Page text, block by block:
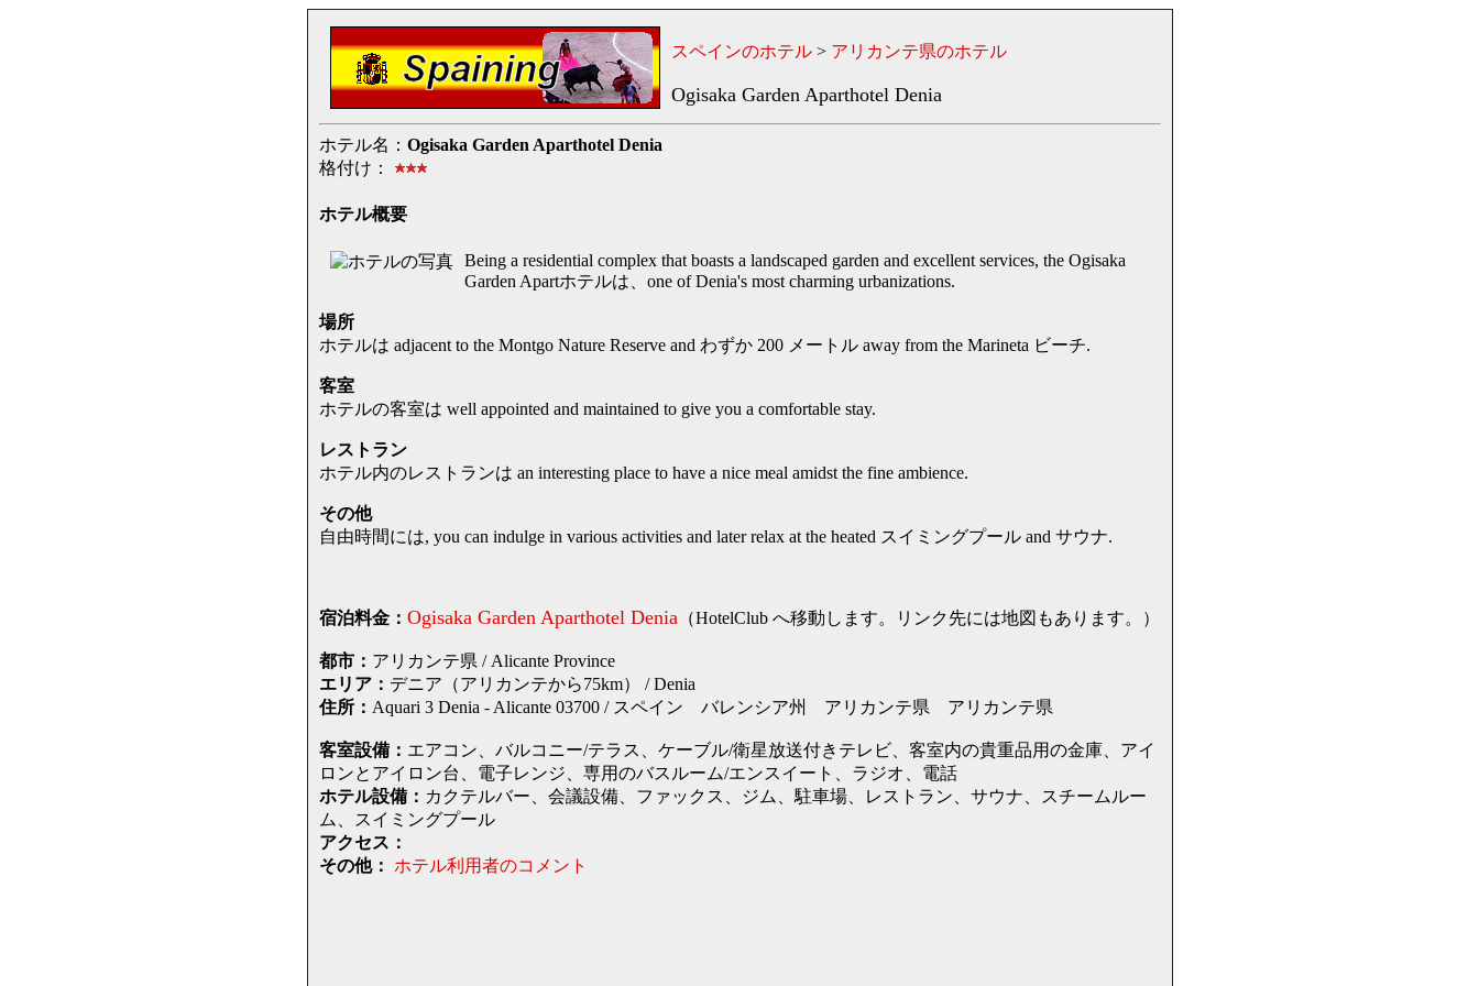
スペインのホテル> アリカンテ県のホテル
Ogisaka Garden Aparthotel Denia
ホテル名： Ogisaka Garden Aparthotel Denia
格付け：
ホテル概要
Being a residential complex that boasts a landscaped garden and excellent services, the Ogisaka
Garden Apartホテルは、one of Denia's most charming urbanizations.
場所
ホテルは adjacent to the Montgo Nature Reserve and わずか 200 メートル away from the Marineta ビーチ.
客室
ホテルの客室は well appointed and maintained to give you a comfortable stay.
レストラン
ホテル内のレストランは an interesting place to have a nice meal amidst the fine ambience.
その他
自由時間には, you can indulge in various activities and later relax at the heated スイミングプール and サウナ.
宿泊料金： Ogisaka Garden Aparthotel Denia （HotelClub へ移動します。リンク先には地図もあります。）
都市： アリカンテ県 / Alicante Province
エリア： デニア（アリカンテから75km） / Denia
住所： Aquari 3 Denia - Alicante 03700 / スペイン バレンシア州 アリカンテ県 アリカンテ県
客室設備： エアコン、バルコニー/テラス、ケーブル/衛星放送付きテレビ、客室内の貴重品用の金庫、アイ
ロンとアイロン台、電子レンジ、専用のバスルーム/エンスイート、ラジオ、電話
ホテル設備： カクテルバー、会議設備、ファックス、ジム、駐車場、レストラン、サウナ、スチームルー
ム、スイミングプール
アクセス：
その他：
ホテル利用者のコメント